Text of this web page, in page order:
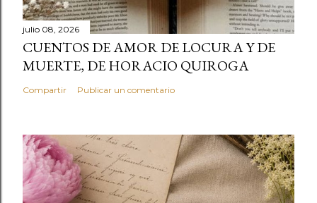
julio 08, 2026
CUENTOS DE AMOR DE LOCURA Y DE
MUERTE, DE HORACIO QUIROGA
Compartir Publicar un comentario